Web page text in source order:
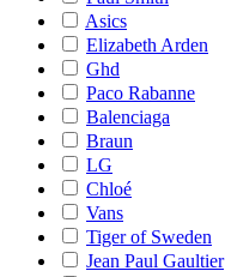
Asics
Elizabeth Arden
Ghd
Paco Rabanne
Balenciaga
Braun
LG
Chloé
Vans
Tiger of Sweden
Jean Paul Gaultier